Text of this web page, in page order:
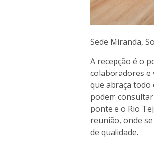
Sede Miranda,
A recepção é o
colaboradores e
que abraça todo
podem
ponte e o Rio
reunião, onde
de qualidade.